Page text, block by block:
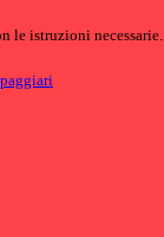
le istruzioni necessarie.